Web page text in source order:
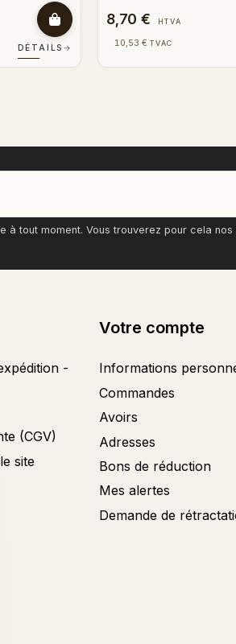
DÉTAILS →
8,70 € HTVA
10,53 € TVAC
à tout moment. Vous trouverez pour cela
-
(CGV)
site
Votre compte
Informations
Commandes
Avoirs
Adresses
Bons de réduction
Mes alertes
Demande de